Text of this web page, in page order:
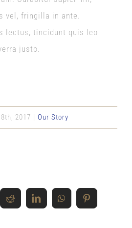
fringilla in ante.
lectus, tincidunt quis leo
justo.
2017 | Our Story
RedditLinkedInWhatsAppPinterest